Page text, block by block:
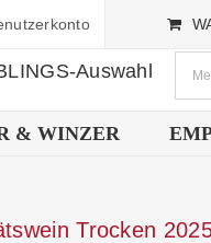
Auswahl
& WINZER
Trocken